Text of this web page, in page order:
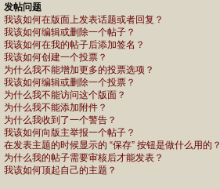
发帖问题
我该如何在版面上发表话题或者回复？
我该如何编辑或删除一个帖子？
我该如何在我的帖子后添加签名？
我该如何创建一个投票？
为什么我不能增加更多的投票选项？
我该如何编辑或删除一个投票？
为什么我不能访问这个版面？
为什么我不能添加附件？
为什么我收到了一个警告？
我该如何向版主举报一个帖子？
在发表主题的时候显示的 “保存” 按钮是做什么用的？
为什么我的帖子需要审核后才能发表？
我该如何顶起自己的主题？